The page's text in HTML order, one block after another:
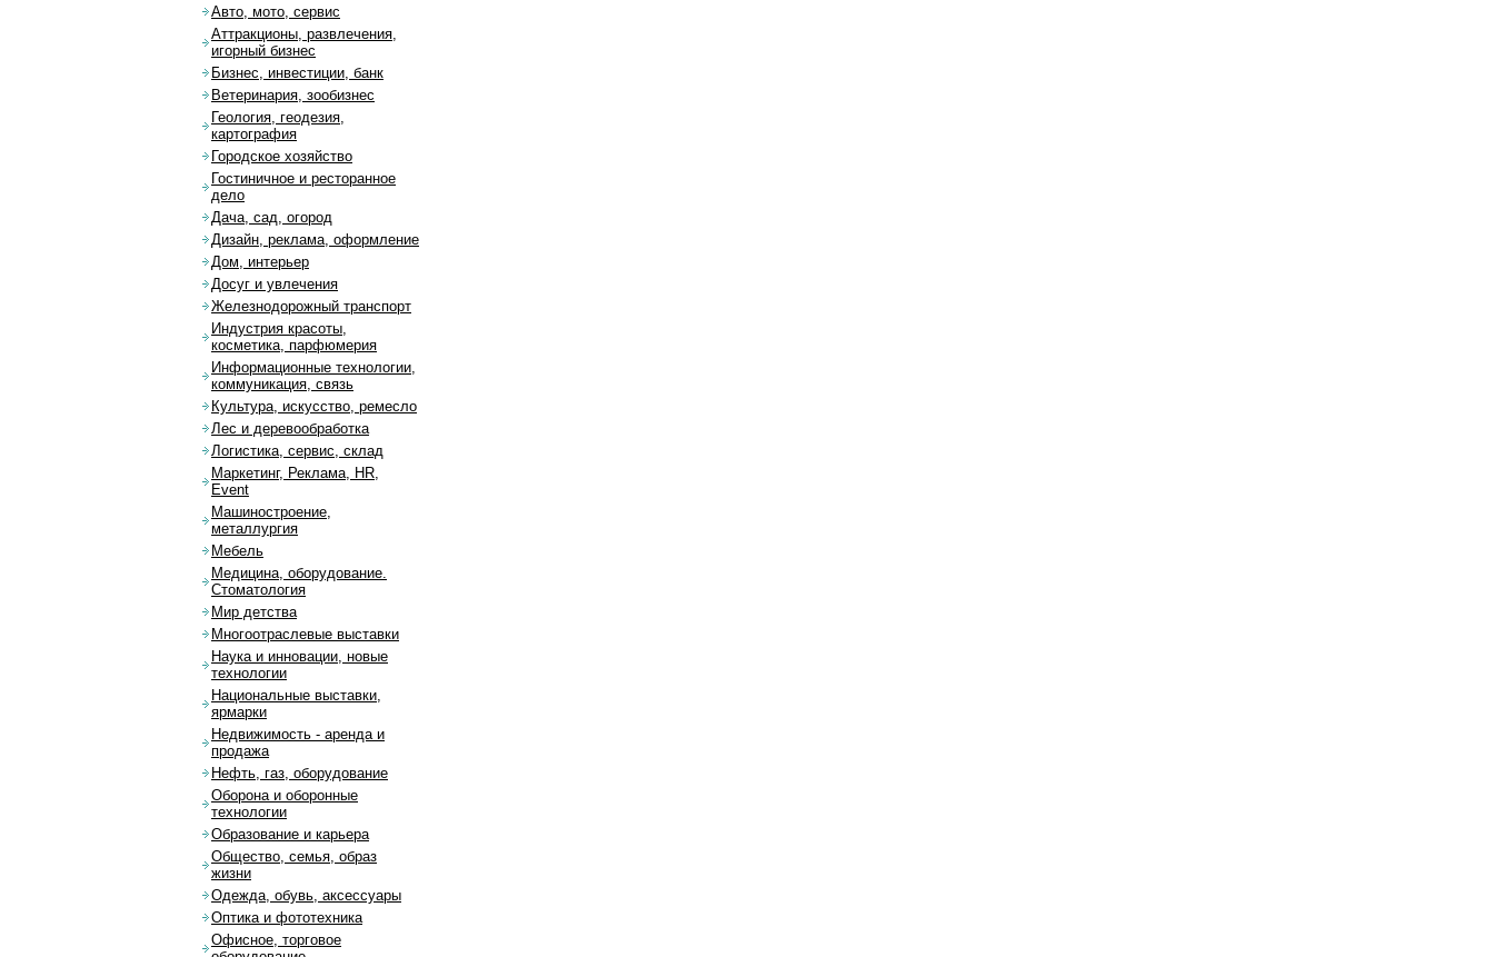
Авто, мото, сервис
Аттракционы, развлечения,
игорный бизнес
Бизнес, инвестиции, банк
Ветеринария, зообизнес
Геология, геодезия,
картография
Городское хозяйство
Гостиничное и ресторанное
дело
Дача, сад, огород
Дизайн, реклама, оформление
Дом, интерьер
Досуг и увлечения
Железнодорожный транспорт
Индустрия красоты,
косметика, парфюмерия
Информационные технологии,
коммуникация, связь
Культура, искусство, ремесло
Лес и деревообработка
Логистика, сервис, склад
Маркетинг, Реклама, HR,
Event
Машиностроение,
металлургия
Мебель
Медицина, оборудование.
Стоматология
Мир детства
Многоотраслевые выставки
Наука и инновации, новые
технологии
Национальные выставки,
ярмарки
Недвижимость - аренда и
продажа
Нефть, газ, оборудование
Оборона и оборонные
технологии
Образование и карьера
Общество, семья, образ
жизни
Одежда, обувь, аксессуары
Оптика и фототехника
Офисное, торговое